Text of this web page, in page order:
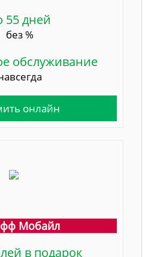
55 дней
без %
обслуживание
онлайн
Мобайл
в подарок